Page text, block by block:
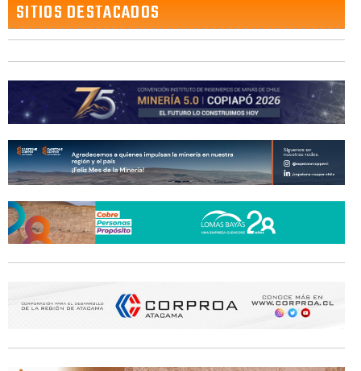
SITIOS DESTACADOS